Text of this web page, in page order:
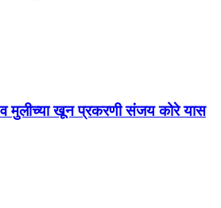
व मुलीच्या खून प्रकरणी संजय कोरे यास